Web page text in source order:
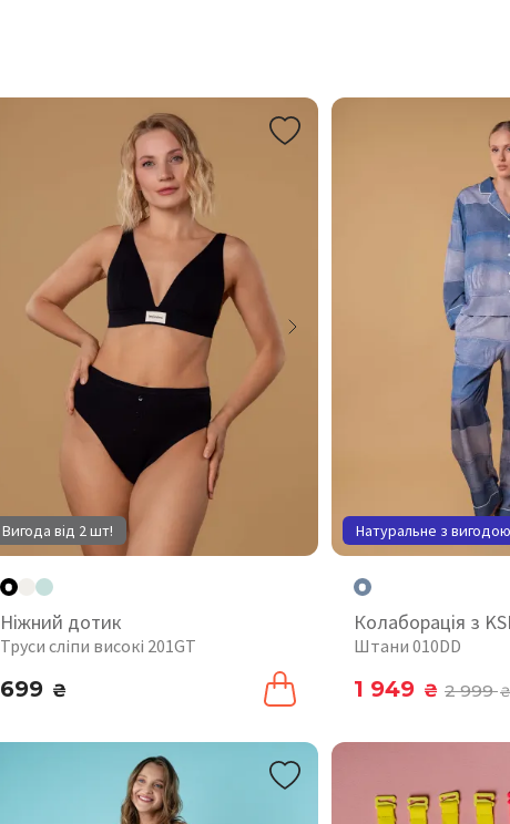
Вигода від 2 шт!
Ніжний дотик
Труси сліпи високі 201GT
699 ₴
Натуральне з
Колаборація з
Штани 010DD
1 949 ₴ 2 999₴